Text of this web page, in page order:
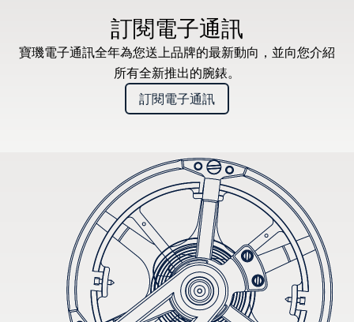
訂閱電子通訊
寶璣電子通訊全年為您送上品牌的最新動向，並向您介紹
所有全新推出的腕錶。
訂閱電子通訊